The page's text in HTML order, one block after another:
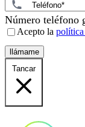
Telèfon*
Número teléfono
Consent*
Acepto la
Tancar